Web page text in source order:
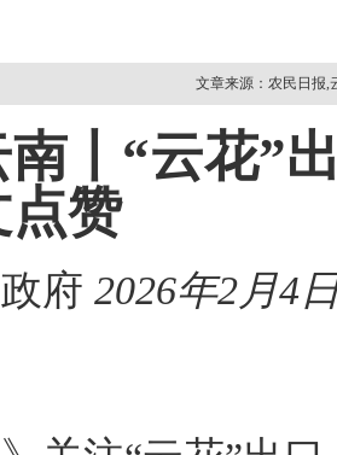
文章来源：农民日报
丨“云花”
赞
府 2026年2月4